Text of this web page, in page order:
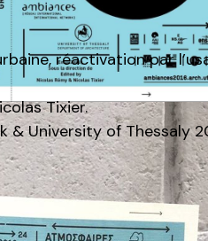
réactivation par
Tixier.
University of Thessaly